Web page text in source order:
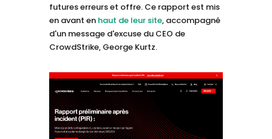
futures erreurs et offre. Ce rapport est mis
en avant en haut de leur site, accompagné
d'un message d'excuse du CEO de
CrowdStrike, George Kurtz.